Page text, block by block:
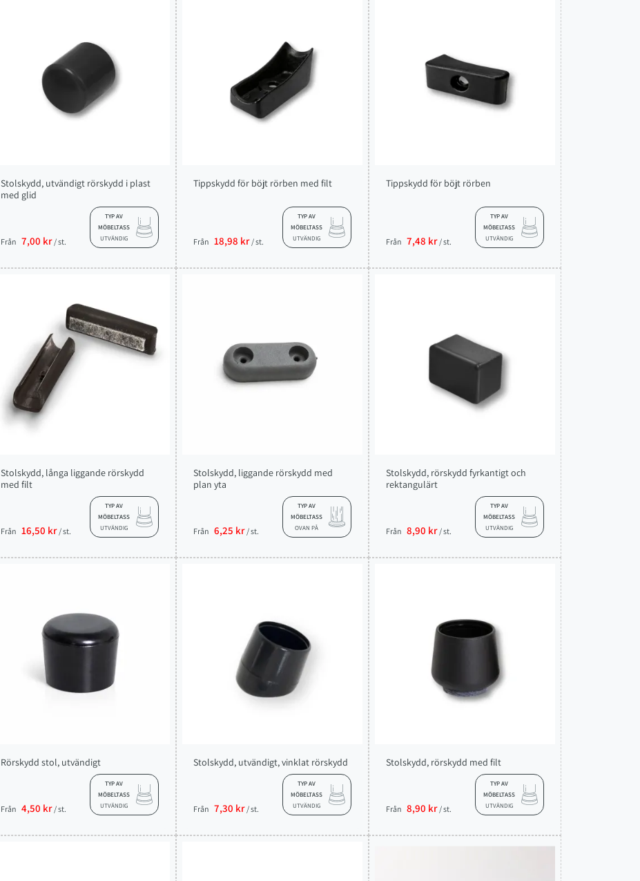
Stolskydd, utvändigt rörskydd i plast
med glid
Från 7,00 kr / st.
TYP AV
MÖBELTASS
UTVÄNDIG
Tippskydd för böjt rörben med filt
Från 18,98 kr / st.
TYP AV
MÖBELTASS
UTVÄNDIG
Tippskydd för böjt rörben
Från 7,48 kr / st.
TYP AV
MÖBELTASS
UTVÄNDIG
Stolskydd, långa liggande rörskydd
med filt
Från 16,50 kr / st.
TYP AV
MÖBELTASS
UTVÄNDIG
Stolskydd, liggande rörskydd med
plan yta
Från 6,25 kr / st.
TYP AV
MÖBELTASS
OVAN PÅ
Stolskydd, rörskydd fyrkantigt och
rektangulärt
Från 8,90 kr / st.
TYP AV
MÖBELTASS
UTVÄNDIG
Rörskydd stol, utvändigt
Från 4,50 kr / st.
TYP AV
MÖBELTASS
UTVÄNDIG
Stolskydd, utvändigt, vinklat rörskydd
Från 7,30 kr / st.
TYP AV
MÖBELTASS
UTVÄNDIG
Stolskydd, rörskydd med filt
Från 8,90 kr / st.
TYP AV
MÖBELTASS
UTVÄNDIG